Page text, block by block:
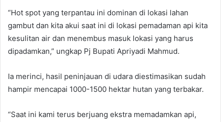
“Hot spot yang terpantau ini dominan di lokasi lahan
gambut dan kita akui saat ini di lokasi pemadaman api kita
kesulitan air dan menembus masuk lokasi yang harus
dipadamkan,” ungkap Pj Bupati Apriyadi Mahmud.
Ia merinci, hasil peninjauan di udara diestimasikan sudah
hampir mencapai 1000-1500 hektar hutan yang terbakar.
“Saat ini kami terus berjuang ekstra memadamkan api,